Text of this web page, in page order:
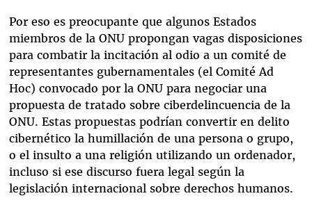
Por eso es preocupante que algunos Estados
miembros de la ONU propongan vagas disposiciones
para combatir la incitación al odio a un comité de
representantes gubernamentales (el Comité Ad
Hoc) convocado por la ONU para negociar una
propuesta de tratado sobre ciberdelincuencia de la
ONU. Estas propuestas podrían convertir en delito
cibernético la humillación de una persona o grupo,
o el insulto a una religión utilizando un ordenador,
incluso si ese discurso fuera legal según la
legislación internacional sobre derechos humanos.